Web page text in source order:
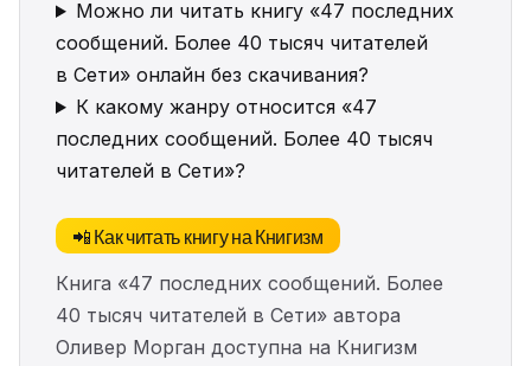
Можно ли читать книгу «47 последних
сообщений. Более 40 тысяч читателей
в Сети» онлайн без скачивания?
К какому жанру относится «47
последних сообщений. Более 40 тысяч
читателей в Сети»?
📲 Как читать книгу на Книгизм
Книга «47 последних сообщений. Более
40 тысяч читателей в Сети» автора
Оливер Морган доступна на Книгизм